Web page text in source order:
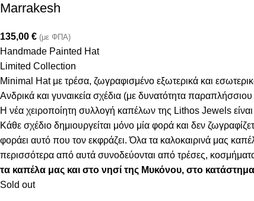
Marrakesh
135,00 € (με ΦΠΑ)
Handmade Painted Hat
Limited Collection
Minimal Hat με τρέσα, ζωγραφισμένο εξωτερικά και
Ανδρικά και γυναικεία σχέδια (με δυνατότητα
Η νέα χειροποίητη συλλογή καπέλων της Lithos Jewels
Κάθε σχέδιο δημιουργείται μόνο μία φορά και δεν
φοράει αυτό που τον εκφράζει. Όλα τα καλοκαιρινά μας
περισσότερα από αυτά συνοδεύονται από τρέσες,
τα καπέλα μας και στο νησί της Μυκόνου, στο
Sold out